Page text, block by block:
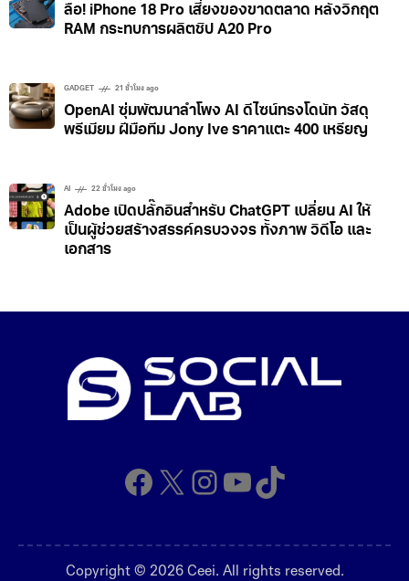
ลือ! iPhone 18 Pro เสี่ยงของขาดตลาด หลังวิกฤต
RAM กระทบการผลิตชิป A20 Pro
GADGET 21 ชั่วโมง ago
OpenAI ซุ่มพัฒนาลำโพง AI ดีไซน์ทรงโดนัท วัสดุ
พรีเมียม ฝีมือทีม Jony Ive ราคาแตะ 400 เหรียญ
AI 22 ชั่วโมง ago
Adobe เปิดปลั๊กอินสำหรับ ChatGPT เปลี่ยน AI ให้
เป็นผู้ช่วยสร้างสรรค์ครบวงจร ทั้งภาพ วิดีโอ และ
เอกสาร
Facebook
X Instagram
YouTube
TikTok
Copyright © 2026 Ceei. All rights reserved.